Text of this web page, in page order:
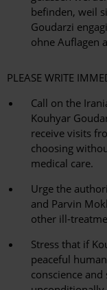
befinden, weil
Goudarzi
ohne Auflagen
PLEASE WRITE
Call on the
Kouhyar
receive visits
choosing
medical care.
Urge the
and Parvin
other ill-
Stress that if
peaceful
conscience